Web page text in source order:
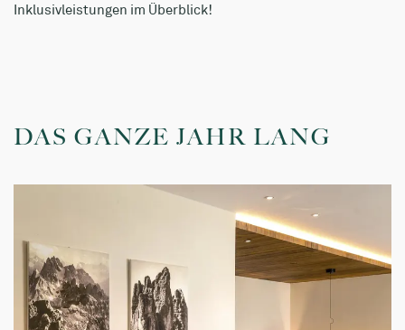
Inklusivleistungen im Überblick!
DAS GANZE JAHR LANG